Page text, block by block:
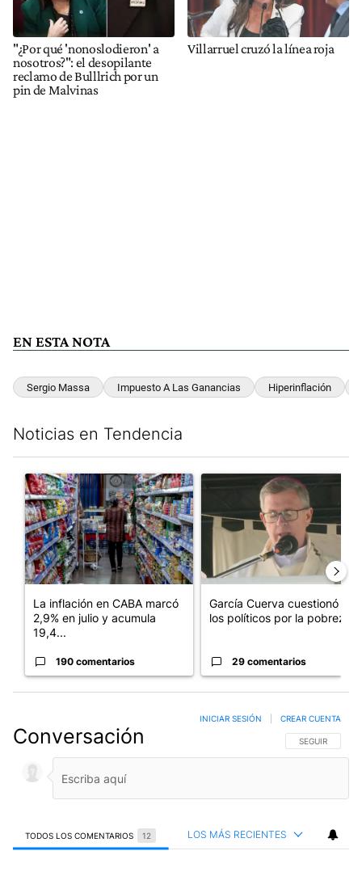
"¿Por qué 'nonoslodieron' a
nosotros?": el desopilante
reclamo de Bulllrich por un
pin de Malvinas
Villarruel cruzó la línea roja
EN ESTA NOTA
Sergio Massa Impuesto A Las Ganancias Hiperinflación
Noticias en Tendencia
Un artículo de tendencia con el título "La inflación en CABA
La inflación en CABA marcó
2,9% en julio y acumula
19,4...
190 comentarios
Un artículo de tendencia con
García Cuerva cuestionó a
los políticos por la pobreza
29 comentarios
Conversación SIGA ESTA
SEGUIR
INICIAR SESIÓN CREAR CUENTA
TODOS LOS COMENTARIOS 12 LOS MÁS RECIENTES